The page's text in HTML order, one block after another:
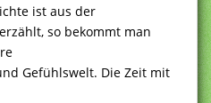
ist aus der
so bekommt man
Gefühlswelt. Die Zeit mit